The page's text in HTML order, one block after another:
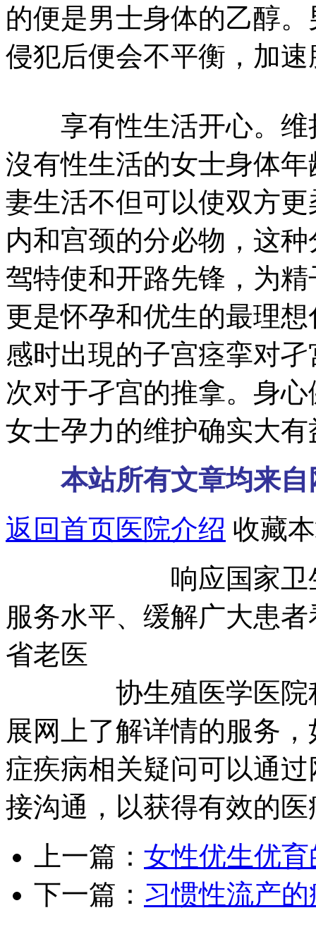
的便是男士身体的乙醇
侵犯后便会不平衡，加
享有性生活开心。维
沒有性生活的女士身体
妻生活不但可以使双方
内和宫颈的分必物，这
驾特使和开路先锋，为
更是怀孕和优生的最理
感时出現的子宫痉挛对
次对于孑宫的推拿。身
女士孕力的维护确实大有
本站所有文章均来自
返回首页医院介绍 收藏
响应国家卫生部
服务水平、缓解广大患
省老医
协生殖医学医院积
展网上了解详情的服务
症疾病相关疑问可以通
接沟通，以获得有效的
上一篇： 女性优生优
下一篇： 习惯性流产